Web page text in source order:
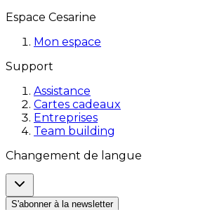
Espace Cesarine
Mon espace
Support
Assistance
Cartes cadeaux
Entreprises
Team building
Changement de langue
S'abonner à la newsletter